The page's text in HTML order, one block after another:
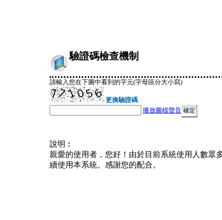
驗證碼檢查機制
請輸入您在下圖中看到的字元(字母區分大小寫)
更換驗證碼
播放圖檔聲音
說明︰
親愛的使用者，您好！由於目前系統使用人數眾
續使用本系統。感謝您的配合。